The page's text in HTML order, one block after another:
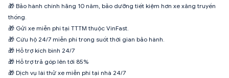
🎁 Bảo hành chính hãng 10 năm, bảo dưỡng tiết kiệm hơn xe xăng truyền
thống.
🎁 Gửi xe miễn phí tại TTTM thuộc VinFast.
🎁 Cứu hộ 24/7 miễn phí trong suốt thời gian bảo hành.
🎁 Hỗ trợ kích bình 24/7
🎁 Hỗ trợ trả góp lên tới 85%
🎁 Dịch vụ lái thử xe miễn phí tại nhà 24/7